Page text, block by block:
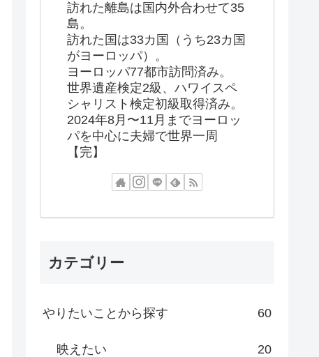
訪れた離島は国内外合わせて35
島。
訪れた国は33カ国（うち23カ国
がヨーロッパ）。
ヨーロッパ77都市訪問済み。
世界遺産検定2級、ハワイスペ
シャリスト検定初級取得済み。
2024年8月〜11月までヨーロッ
パを中心に夫婦で世界一周
【完】
カテゴリー
やりたいことから探す 60
映えたい 20